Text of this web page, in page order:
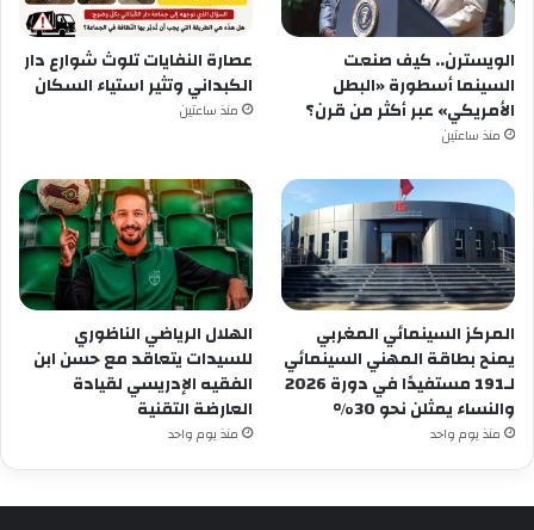
الويسترن.. كيف صنعت
السينما أسطورة «البطل
الأمريكي» عبر أكثر من قرن؟
منذ ساعتين
عصارة النفايات تلوث شوارع دار
الكبداني وتثير استياء السكان
منذ ساعتين
المركز السينمائي المغربي
يمنح بطاقة المهني السينمائي
لـ191 مستفيدًا في دورة 2026
والنساء يمثلن نحو 30%
منذ يوم واحد
الهلال الرياضي الناظوري
للسيدات يتعاقد مع حسن ابن
الفقيه الإدريسي لقيادة
العارضة التقنية
منذ يوم واحد